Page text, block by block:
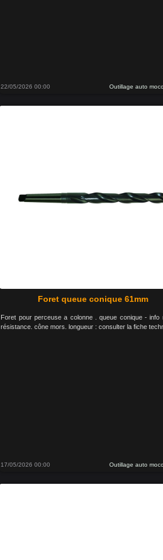
22/05/2026 00:00 Outillage auto
Foret queue conique 61mm
Foret pour perceuse a colonne . queue conique - info
résistance. cône mors. longueur : consulter la fiche
17/05/2026 00:00 Outillage auto